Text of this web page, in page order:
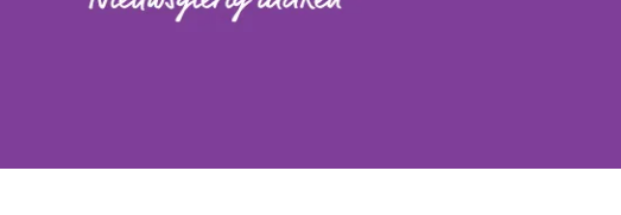
Klaar voor de
onderstaand formulier of stuur gewoon eenappje.